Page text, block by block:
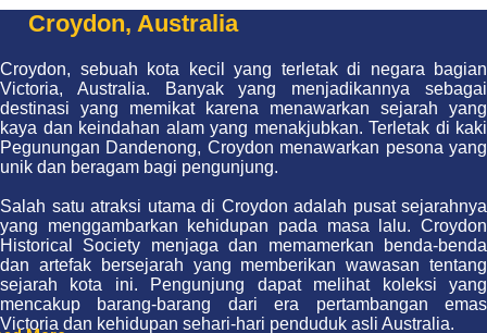
Croydon, Australia
Croydon, sebuah kota kecil yang terletak di negara bagian
Victoria, Australia. Banyak yang menjadikannya sebagai
destinasi yang memikat karena menawarkan sejarah yang
kaya dan keindahan alam yang menakjubkan. Terletak di kaki
Pegunungan Dandenong, Croydon menawarkan pesona yang
unik dan beragam bagi pengunjung.
Salah satu atraksi utama di Croydon adalah pusat sejarahnya
yang menggambarkan kehidupan pada masa lalu. Croydon
Historical Society menjaga dan memamerkan benda-benda
dan artefak bersejarah yang memberikan wawasan tentang
sejarah kota ini. Pengunjung dapat melihat koleksi yang
mencakup barang-barang dari era pertambangan emas
Victoria dan kehidupan sehari-hari penduduk asli Australia.